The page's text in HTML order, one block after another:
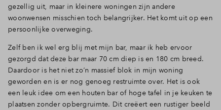
gezellig uit, maar in kleinere woningen zijn andere
woonwensen misschien toch belangrijker. Het komt uit op een
persoonlijke overweging.
Zelf ben ik wel erg blij met mijn bar, maar ik heb ervoor
gezorgd dat deze bar maar 70 cm diep is en 180 cm breed.
Daardoor is het niet zo’n massief blok in mijn woning
geworden en is er nog genoeg restruimte over. Het is ook
een leuk idee om een houten bar of hoge tafel in je keuken te
plaatsen zonder opbergruimte. Dit creëert een rustiger beeld